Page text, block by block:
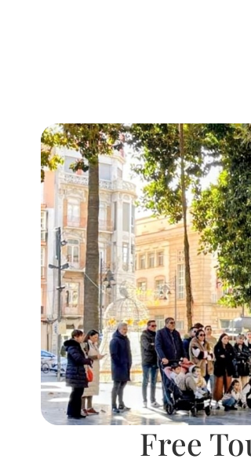
Free